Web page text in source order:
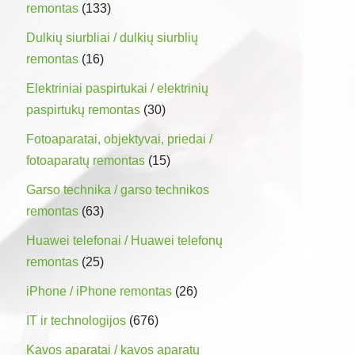
remontas (133)
Dulkių siurbliai / dulkių siurblių
remontas (16)
Elektriniai paspirtukai / elektrinių
paspirtukų remontas (30)
Fotoaparatai, objektyvai, priedai /
fotoaparatų remontas (15)
Garso technika / garso technikos
remontas (63)
Huawei telefonai / Huawei telefonų
remontas (25)
iPhone / iPhone remontas (26)
IT ir technologijos (676)
Kavos aparatai / kavos aparatų